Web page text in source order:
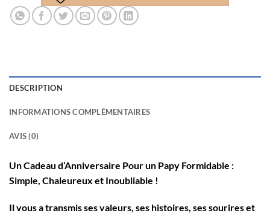
DESCRIPTION
INFORMATIONS COMPLÉMENTAIRES
AVIS (0)
Un Cadeau d’Anniversaire Pour un Papy Formidable :
Simple, Chaleureux et Inoubliable !
Il vous a transmis ses valeurs, ses histoires, ses sourires et